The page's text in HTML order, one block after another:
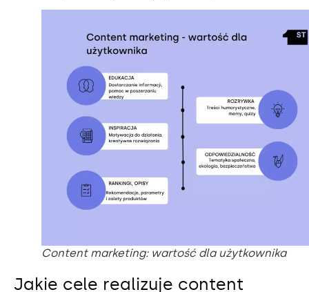
Content marketing: wartość dla użytkownika
Jakie cele realizuje content